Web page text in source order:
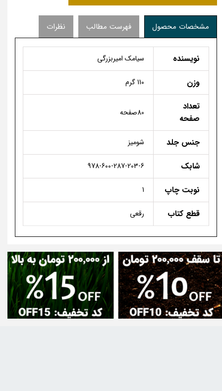
مشخصات محصول فهرست مطالب نظرات
نویسنده سیامک امیربزرگی
وزن 110 گرم
تعداد
صفحه
80صفحه
جنس جلد شومیز
شابک 978-600-287-203-6
نوبت چاپ 1
قطع کتاب رقعی